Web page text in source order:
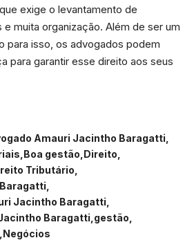
exige o levantamento de
muita organização. Além de ser um
para isso, os advogados podem
para garantir esse direito aos seus
Amauri Jacintho Baragatti
Boa gestão Direito
Tributário
Jacintho Baragatti
Baragatti gestão
Negócios